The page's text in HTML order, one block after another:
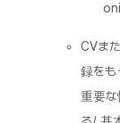
CVま
録をも
重要な